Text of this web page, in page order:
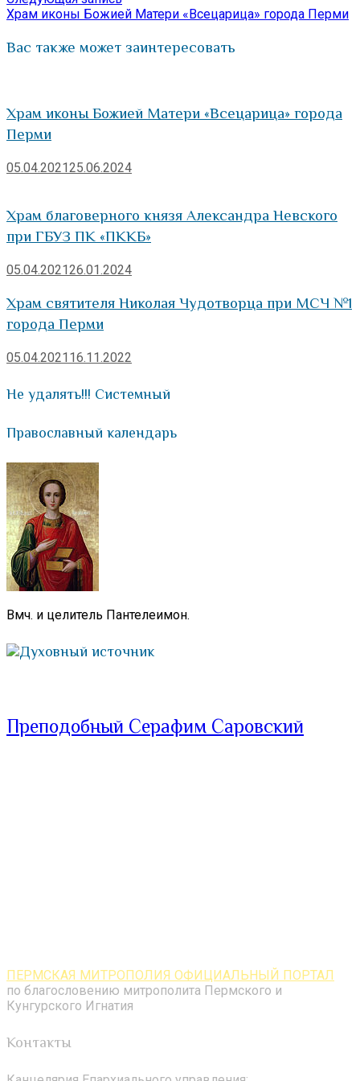
записям
запись:
Храм иконы Божией Матери «Всецарица» города Перми
Вас также может заинтересовать
Храм иконы Божией Матери «Всецарица» города
Перми
05.04.202125.06.2024
Храм благоверного князя Александра Невского
при ГБУЗ ПК «ПККБ»
05.04.202126.01.2024
Храм святителя Николая Чудотворца при МСЧ №1
города Перми
05.04.2021 16.11.2022
Не удалять!!! Системный
Православный календарь
Вмч. и целитель Пантелеимон.
Духовный источник
Преподобный Серафим Саровский
ПЕРМСКАЯ МИТРОПОЛИЯ ОФИЦИАЛЬНЫЙ ПОРТАЛ
по благословению митрополита Пермского и
Кунгурского Игнатия
Контакты